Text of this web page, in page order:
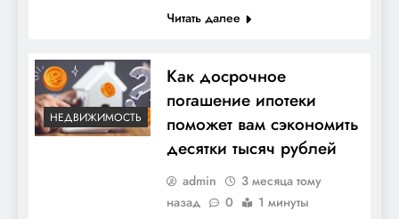
Читать далее
НЕДВИЖИМОСТЬ
Как досрочное
погашение ипотеки
поможет вам сэкономить
десятки тысяч рублей
admin
3 месяца тому
назад
0 1 минуты